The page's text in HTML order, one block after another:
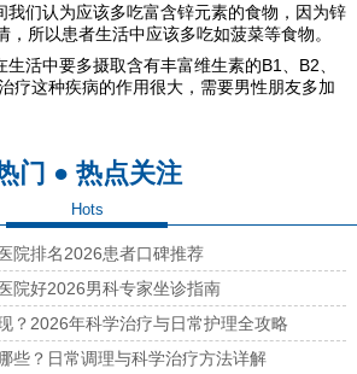
我们认为应该多吃富含锌元素的食物，因为锌
，所以患者生活中应该多吃如菠菜等食物。
活中要多摄取含有丰富维生素的B1、B2、
疗这种疾病的作用很大，需要男性朋友多加
门 ● 热点关注
Hots
院排名2026患者口碑推荐
院好2026男科专家坐诊指南
？2026年科学治疗与日常护理全攻略
些？日常调理与科学治疗方法详解